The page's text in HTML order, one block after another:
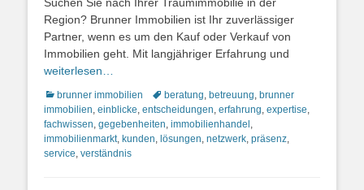
Region? Brunner Immobilien ist Ihr zuverlässiger
Partner, wenn es um den Kauf oder Verkauf von
Immobilien geht. Mit langjähriger Erfahrung und
weiterlesen…
Kategorien
brunner immobilien Schlagworte
beratung, betreuung, brunner
immobilien, einblicke, entscheidungen, erfahrung, expertise,
fachwissen, gegebenheiten, immobilienhandel ,
immobilienmarkt, kunden, lösungen, netzwerk, präsenz,
service, verständnis